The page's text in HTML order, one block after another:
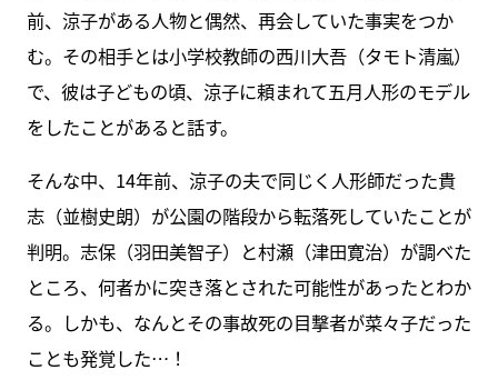
前、涼子がある人物と偶然、再会していた事実をつか
む。その相手とは小学校教師の西川大吾（タモト清嵐）
で、彼は子どもの頃、涼子に頼まれて五月人形のモデル
をしたことがあると話す。
そんな中、14年前、涼子の夫で同じく人形師だった貴
志（並樹史朗）が公園の階段から転落死していたことが
判明。志保（羽田美智子）と村瀬（津田寛治）が調べた
ところ、何者かに突き落とされた可能性があったとわか
る。しかも、なんとその事故死の目撃者が菜々子だった
ことも発覚した…！